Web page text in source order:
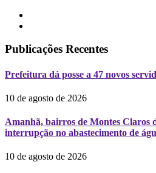
Publicações Recentes
Prefeitura dá posse a 47 novos
10 de agosto de 2026
Amanhã, bairros de Montes Claros
interrupção no abastecimento de
10 de agosto de 2026